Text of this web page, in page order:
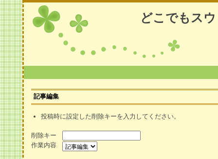
どこでもス
記事編集
投稿時に設定した削除キーを入力してください。
削除キー
作業内容